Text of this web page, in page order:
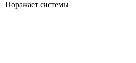
Поражает системы